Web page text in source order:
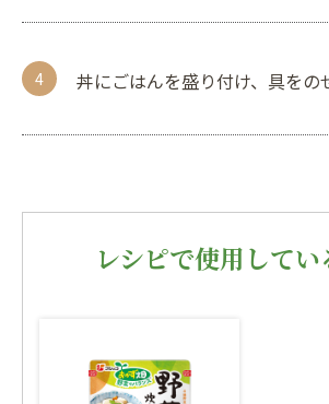
丼にごはんを盛り付け、具をの
レシピで使用してい